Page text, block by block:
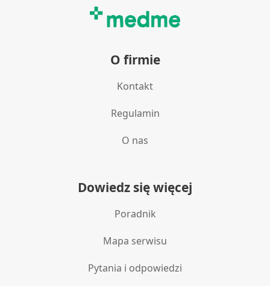
O firmie
Kontakt
Regulamin
O nas
Dowiedz się więcej
Poradnik
Mapa serwisu
Pytania i odpowiedzi